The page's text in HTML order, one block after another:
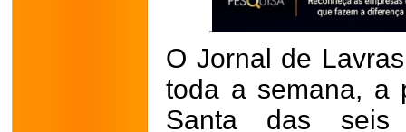
O Jornal de
toda a semana, a
Santa das seis